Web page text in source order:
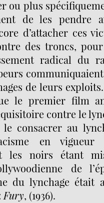
ou plus
de les pendre
d’attacher ces
des troncs,
radical du
de leurs
le premier film
contre le
consacrer au
en vigueur
les noirs étant
de
du lynchage était
Fury, (1936).